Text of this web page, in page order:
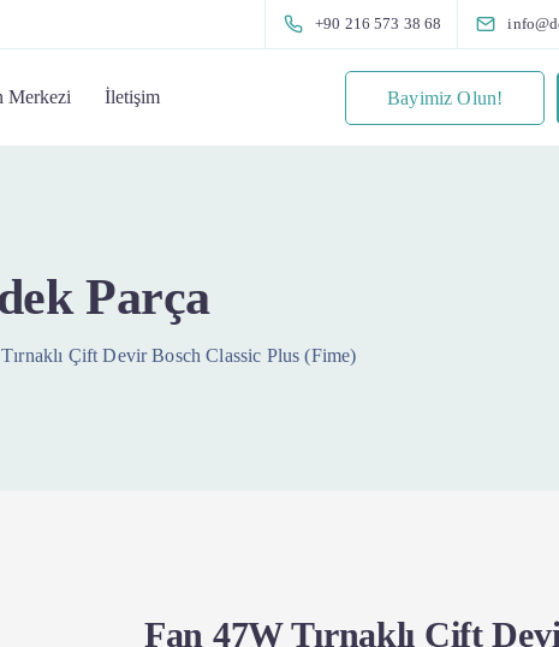
+90 216 573 38 68
Merkezi İletişim Bayimiz Olun!
Parça
Çift Devir Bosch Classic Plus (Fime)
Fan 47W Tırnaklı Çift